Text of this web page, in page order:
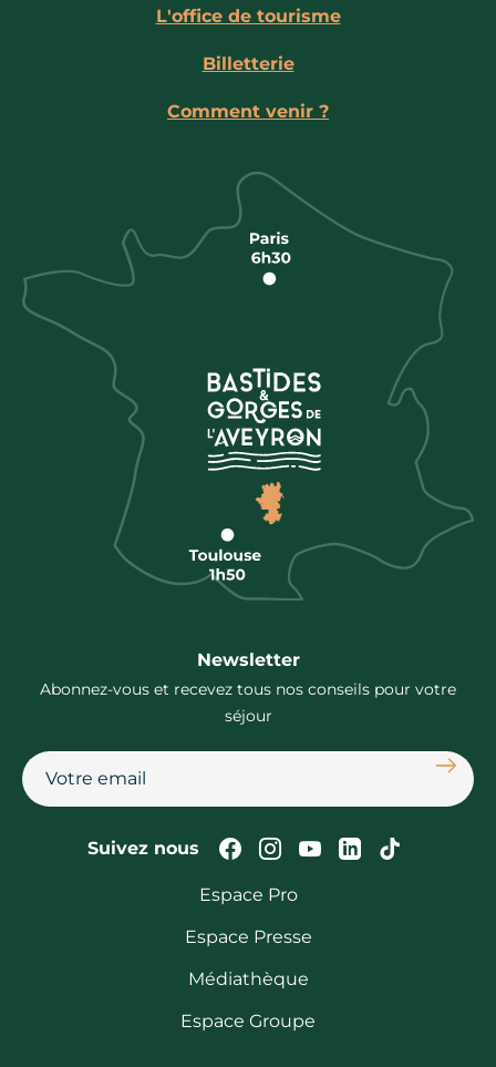
L'office de tourisme
Billetterie
Comment venir ?
Newsletter
Abonnez-vous et recevez tous nos conseils pour votre
séjour
Suivez nous Suivez-nous sur
Suivez-nous sur
Suivez-nous
Suivez-Suivez-
Espace Pro
Espace Presse
Médiathèque
Espace Groupe